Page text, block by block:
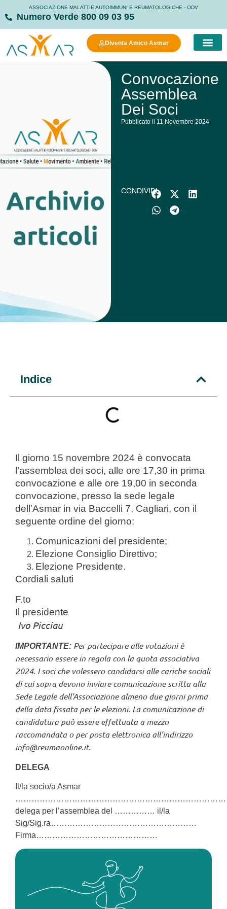
ASSOCIAZIONE MALATTIE AUTOIMMUNI E REUMATOLOGICHE - ODV
Numero Verde 800 09 03 95
Diventa Amico Asmar
Convocazione
Assemblea
Dei Soci
Pubblicato il 11 Novembre 2024
CONDIVIDI
Indice
Il giorno 15 novembre 2024 è convocata
l’assemblea dei soci, alle ore 17,30 in prima
convocazione e alle ore 19,00 in seconda
convocazione, presso la sede legale
dell’Asmar in via Baccelli 7, Cagliari, con il
seguente ordine del giorno:
Comunicazioni del presidente;
Elezione Consiglio Direttivo;
Elezione Presidente.
Cordiali saluti
F.to
Il presidente
Ivo Picciau
IMPORTANTE: Per partecipare alle votazioni è
necessario essere in regola con la quota associativa
2024. I soci che volessero candidarsi alle cariche sociali
di cui sopra devono inviare comunicazione scritta alla
Sede Legale dell’Associazione almeno due giorni prima
della data fissata per le elezioni. La comunicazione di
candidatura può essere effettuata a mezzo
raccomandata o per posta elettronica all’indirizzo
info@reumaonline.it.
DELEGA
Il/la socio/a Asmar
delega per l’assemblea del …………… il/la
Sig/Sig.ra………………………………………………
Firma………………………………………